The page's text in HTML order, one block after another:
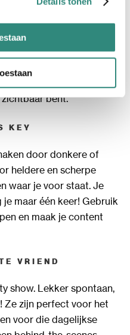
waar interactie
je achter. Beide
Dus duik in de
bent.
KEY
door donkere of
heldere en scherpe
waar je voor staat. Je
maar één keer! Gebruik
en maak je content
VRIEND
show. Lekker spontaan,
Ze zijn perfect voor het
voor die dagelijkse